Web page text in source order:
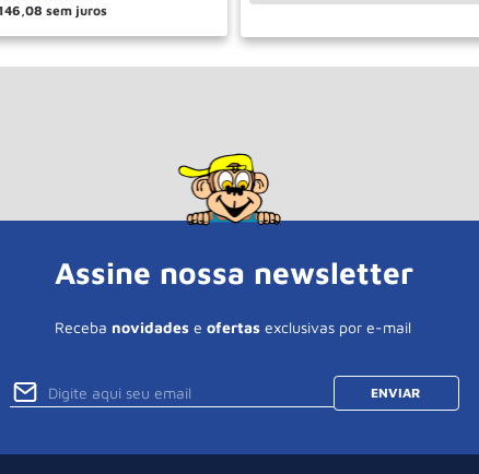
08
＋ COMPRAR
Assine nossa newsletter
Receba novidades e ofertas exclusivas por e-mail
ENVIAR